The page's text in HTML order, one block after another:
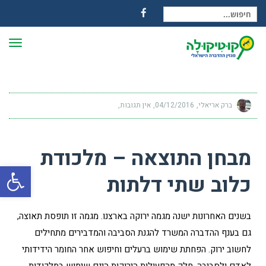
חיפוש עבור:
Facebook
ברק אריאלי 04/12/2016 אין תגובות
מבחן התוצאה – מלכודת
כלוב שתי דלתות
בשנים האחרונות ישנה מגמה ירוקה בארצנו. מגמה זו תופסת תאוצה,
גם בענף ההדברה המשרד להגנת הסביבה והמדבירים מתחילים
לחשוב ירוק. הפחתת שימוש ברעלים וחיפוש אחר החומר הידידותי